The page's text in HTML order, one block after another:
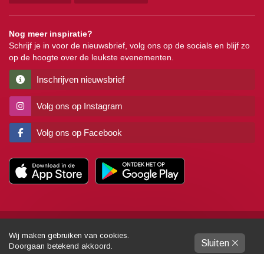
Wij maken gebruiken van cookies.
Doorgaan betekend akkoord.
Sluiten
Nog meer inspiratie?
Schrijf je in voor de nieuwsbrief, volg ons op de socials en blijf zo
op de hoogte over de leukste evenementen.
Inschrijven nieuwsbrief
Volg ons op Instagram
Volg ons op Facebook
Partners
Sitemap Colofon Dynamies